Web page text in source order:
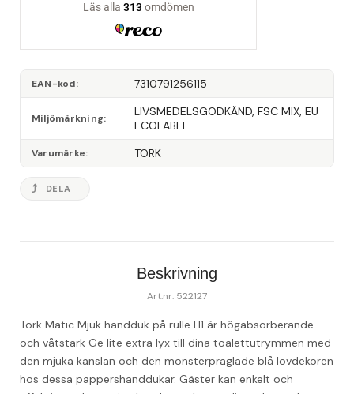
EAN-kod 7310791256115
Miljömärkning
LIVSMEDELSGODKÄND, FSC MIX, EU
ECOLABEL
Varumärke TORK
DELA
Beskrivning
Art.nr: 522127
Tork Matic Mjuk handduk på rulle H1 är högabsorberande
och våtstark Ge lite extra lyx till dina toalettutrymmen med
den mjuka känslan och den mönsterpräglade blå lövdekoren
hos dessa pappershanddukar. Gäster kan enkelt och